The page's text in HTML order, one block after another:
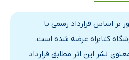
بر اساس قرارداد رسمی با
کتابراه عرضه شده است.
نشر این اثر مطابق قرارداد